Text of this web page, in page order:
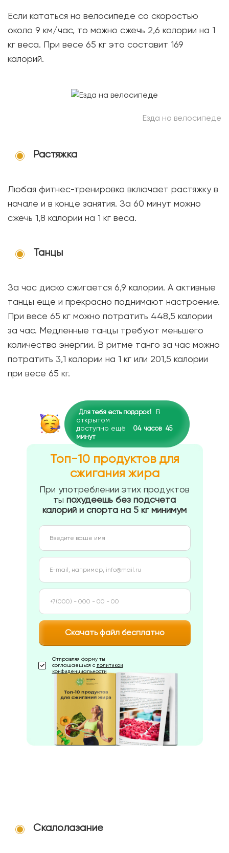
Если кататься на велосипеде со скоростью
около 9 км/час, то можно сжечь 2,6 калории на 1
кг веса. При весе 65 кг это составит 169
калорий.
Езда на велосипеде
Растяжка
Любая фитнес-тренировка включает растяжку в
начале и в конце занятия. За 60 минут можно
сжечь 1,8 калории на 1 кг веса.
Танцы
За час диско сжигается 6,9 калории. А активные
танцы еще и прекрасно поднимают настроение.
При весе 65 кг можно потратить 448,5 калории
за час. Медленные танцы требуют меньшего
количества энергии. В ритме танго за час можно
потратить 3,1 калории на 1 кг или 201,5 калории
при весе 65 кг.
Для тебя есть подарок!
В
открытом
доступно ещё
04 часов 45
минут
Топ-10 продуктов для
сжигания жира
При употреблении этих продуктов
ты похудеешь без подсчета
калорий и спорта на 5 кг минимум
Скачать файл бесплатно
Отправляя форму ты
соглашаешься с политикой
конфиденциальности
Скалолазание